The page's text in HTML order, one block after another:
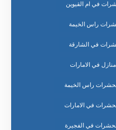
في ام القيوين
راس الخيمة
في الشارقة
في الامارات
راس الخيمة
في الامارات
في الفجيرة